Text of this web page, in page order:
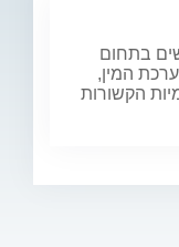
בתחום
המין,
הקשורות